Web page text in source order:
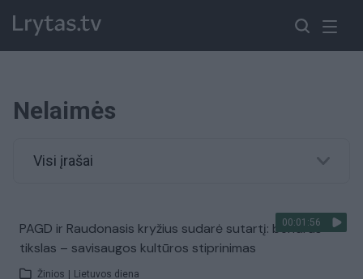
Nelaimės
Visi įrašai
00:01:56
PAGD ir Raudonasis kryžius sudarė sutartį: bendras
tikslas – savisaugos kultūros stiprinimas
Žinios Lietuvos diena